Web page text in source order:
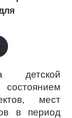
детской
мест
в период